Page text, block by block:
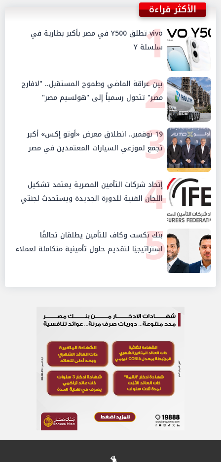
الأكثر قراءة
1
vivo تطلق Y500 في مصر بأكبر بطارية في
سلسلة Y
2
بين عراقة الماضي وطموح المستقبل.. "لافارچ
مصر" تتحول رسمياً إلى "هولسيم مصر"
319 نوفمبر.. انطلاق معرض «أوتو إكس» أكبر
تجمع لموزعي السيارات المعتمدين في مصر
4
إتحاد شركات التأمين المصرية يعتمد تشكيل
اللجان الفنية للدورة الجديدة ويستحدث لجنتي
الأمن السيبراني والإستثمار والإدخار
5
بنك نكست وكاف للتأمين يطلقان تحالفًا
استراتيجيًا لتقديم حلول تأمينية متكاملة لعملاء
البنك